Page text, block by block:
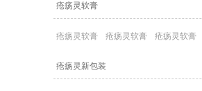
疮疡灵软膏
疮疡灵软膏 疮疡灵软膏 疮疡灵软膏
疮疡灵新包装